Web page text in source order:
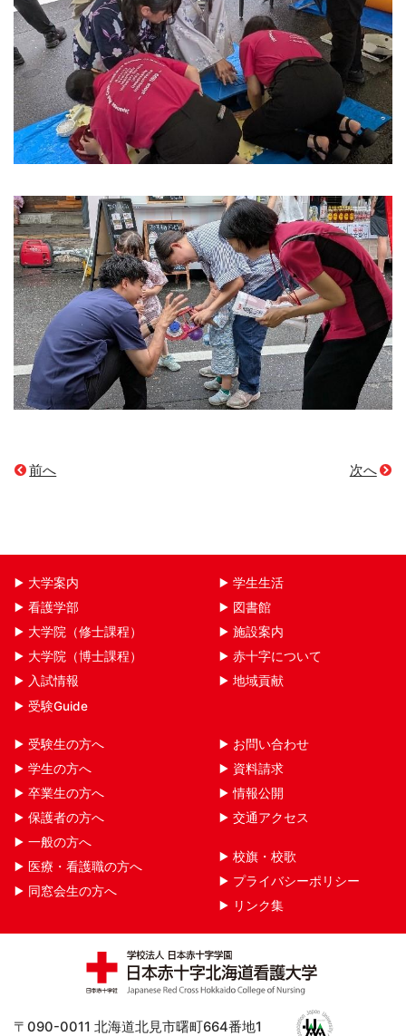
前へ 次へ
大学案内
看護学部
大学院（修士課程）
大学院（博士課程）
入試情報
受験Guide
学生生活
図書館
施設案内
赤十字について
地域貢献
受験生の方へ
学生の方へ
卒業生の方へ
保護者の方へ
一般の方へ
医療・看護職の方へ
同窓会生の方へ
お問い合わせ
資料請求
情報公開
交通アクセス
校旗・校歌
プライバシーポリシー
リンク集
〒090-0011 北海道北見市曙町664番地1